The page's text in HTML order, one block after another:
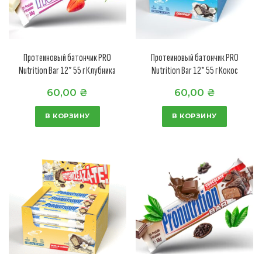
Протеиновый батончик PRO
Nutrition Bar 12* 55 г Клубника
60,00 ₴
В КОРЗИНУ
Протеиновый батончик PRO
Nutrition Bar 12* 55 г Кокос
60,00 ₴
В КОРЗИНУ